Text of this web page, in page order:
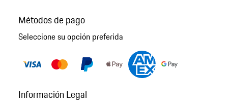
Métodos de pago
Seleccione su opción preferida
Información Legal